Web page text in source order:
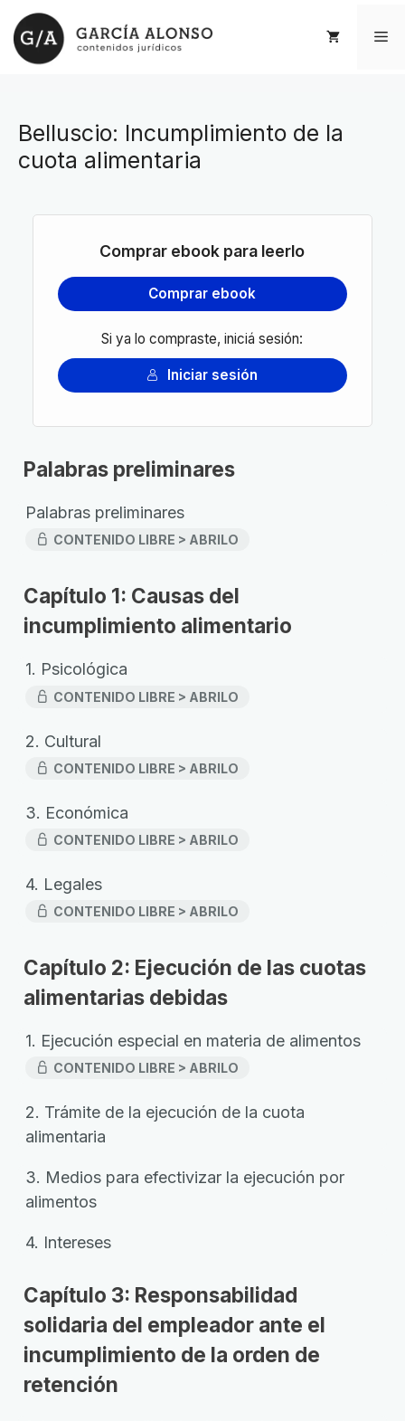
Saltar
contenido
Belluscio: Incumplimiento de la
cuota alimentaria
Comprar ebook para leerlo
Comprar ebook
Si ya lo compraste, iniciá sesión:
Iniciar sesión
Palabras preliminares
Palabras preliminares
CONTENIDO LIBRE > ABRILO
Capítulo 1: Causas del
incumplimiento alimentario
1. Psicológica
CONTENIDO LIBRE > ABRILO
2. Cultural
CONTENIDO LIBRE > ABRILO
3. Económica
CONTENIDO LIBRE > ABRILO
4. Legales
CONTENIDO LIBRE > ABRILO
Capítulo 2: Ejecución de las cuotas
alimentarias debidas
1. Ejecución especial en materia de alimentos
CONTENIDO LIBRE > ABRILO
2. Trámite de la ejecución de la cuota
alimentaria
3. Medios para efectivizar la ejecución por
alimentos
4. Intereses
Capítulo 3: Responsabilidad
solidaria del empleador ante el
incumplimiento de la orden de
retención